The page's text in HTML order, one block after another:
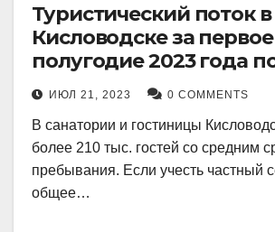
Туристический поток в
Кисловодске за первое
полугодие 2023 года
рекордный рост в 21
ИЮЛ 21, 2023 0 COMMENTS
В санатории и гостиницы
более 210 тыс. гостей со средним
пребывания. Если учесть частный
общее…